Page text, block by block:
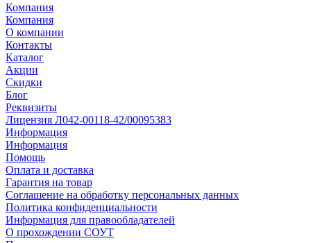
Компания
Компания
О компании
Контакты
Каталог
Акции
Скидки
Блог
Реквизиты
Лицензия Л042-00118-42/00095383
Информация
Информация
Помощь
Оплата и доставка
Гарантия на товар
Соглашение на обработку персональных данных
Политика конфиденциальности
Информация для правообладателей
О прохождении СОУТ